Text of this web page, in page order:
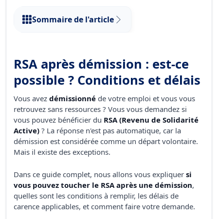
Sommaire de l'article
RSA après démission : est-ce
possible ? Conditions et délais
Vous avez démissionné de votre emploi et vous vous
retrouvez sans ressources ? Vous vous demandez si
vous pouvez bénéficier du RSA (Revenu de Solidarité
Active) ? La réponse n'est pas automatique, car la
démission est considérée comme un départ volontaire.
Mais il existe des exceptions.
Dans ce guide complet, nous allons vous expliquer si
vous pouvez toucher le RSA après une démission,
quelles sont les conditions à remplir, les délais de
carence applicables, et comment faire votre demande.